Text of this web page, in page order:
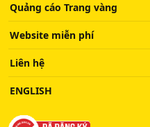
Quảng cáo Trang vàng
Website miễn phí
Liên hệ
ENGLISH